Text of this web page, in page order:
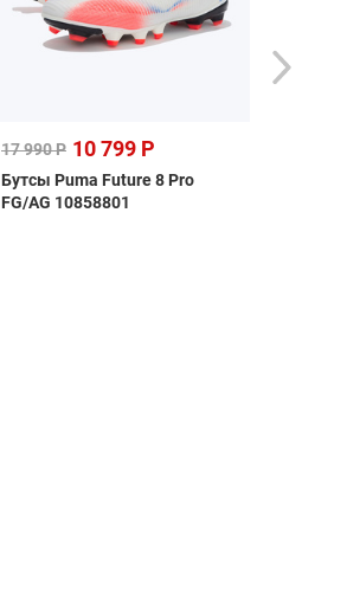
17 990 Р 10 799 Р
Бутсы Puma Future 8 Pro
FG/AG 10858801